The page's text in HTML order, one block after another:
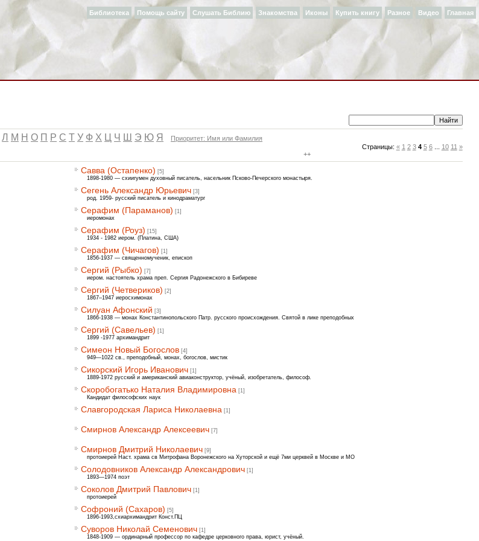
Главная
Видео
Разное
Купить книгу
Иконы
Знакомства
Слушать Библию
Помощь сайту
Библиотека
Л М Н О П Р С Т У Ф Х Ц Ч Ш Э Ю Я
Приоритет: Имя или Фамилия
Страницы: « 1 2 3 4 5 6 10 11 »
++
Савва (Остапенко) [5]
1898-1980 — схиигумен духовный писатель, насельник Псково-Печерского монастыря.
Сегень Александр Юрьевич [3]
род. 1959- русский писатель и кинодраматург
Серафим (Параманов) [1]
иеромонах
Серафим (Роуз) [15]
1934 - 1982 иером. (Платина, США)
Серафим (Чичагов) [1]
1856-1937 — священномученик, епископ
Сергий (Рыбко) [7]
иером. настоятель храма преп. Сергия Радонежского в Бибиреве
Сергий (Четвериков) [2]
1867–1947 иеросхимонах
Силуан Афонский [3]
1866-1938 — монах Константинопольского Патр. русского происхождения. Святой в лике преподобных
Сергий (Савельев) [1]
1899 -1977 архимандрит
Симеон Новый Богослов [4]
949—1022 св., преподобный, монах, богослов, мистик
Сикорский Игорь Иванович [1]
1889-1972 русский и американский авиаконструктор, учёный, изобретатель, философ.
Скоробогатько Наталия Владимировна [1]
Кандидат философских наук
Славгородская Лариса Николаевна [1]
Смирнов Александр Алексеевич [7]
Смирнов Дмитрий Николаевич [9]
протоиерей Наст. храма св Митрофана Воронежского на Хуторской и ещё 7ми церквей в Москве и МО
Солодовников Александр Александрович [1]
1893—1974 поэт
Соколов Дмитрий Павлович [1]
протоиерей
Софроний (Сахаров) [5]
1896-1993,схиархимандрит Конст.ПЦ
Суворов Николай Семенович [1]
1848-1909 — ординарный профессор по кафедре церковного права, юрист, учёный.